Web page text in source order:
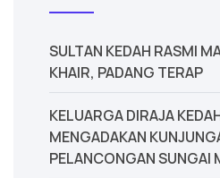
‎SULTAN KEDAH RASMI
KHAIR, PADANG TERAP
KELUARGA DIRAJA
MENGADAKAN
PELANCONGAN SUNGAI